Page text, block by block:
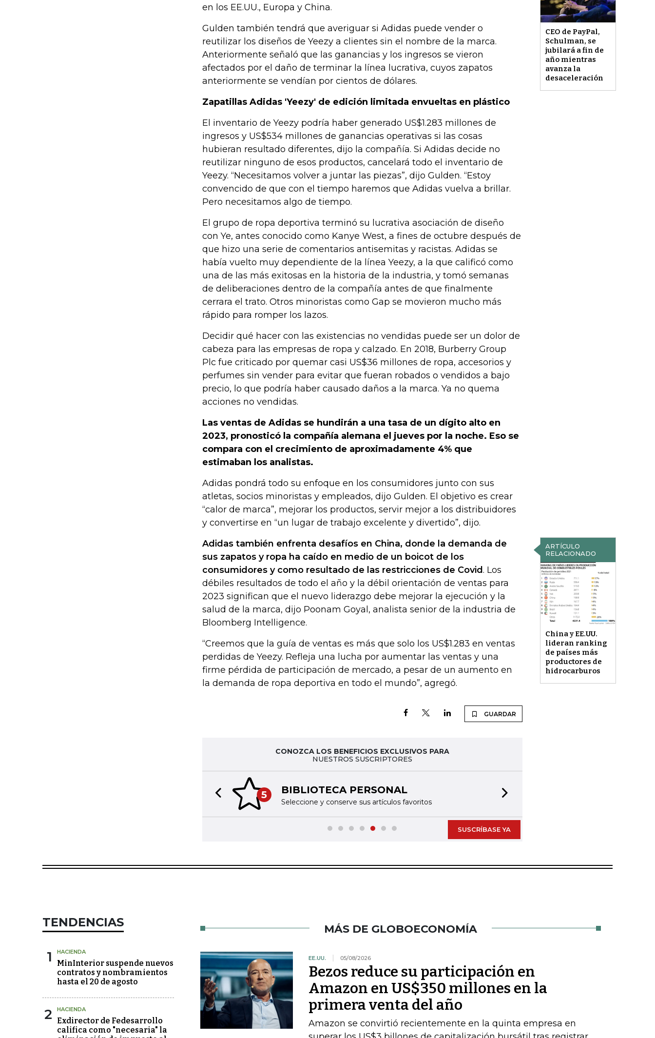
CEO de PayPal,
Schulman, se
jubilará a fin de
año mientras
avanza la
desaceleración
en los EE.UU., Europa y China.
Gulden también tendrá que averiguar si Adidas puede vender o
reutilizar los diseños de Yeezy a clientes sin el nombre de la marca.
Anteriormente señaló que las ganancias y los ingresos se vieron
afectados por el daño de terminar la línea lucrativa, cuyos zapatos
anteriormente se vendían por cientos de dólares.
Zapatillas Adidas 'Yeezy' de edición limitada envueltas en plástico
El inventario de Yeezy podría haber generado US$1.283 millones de
ingresos y US$534 millones de ganancias operativas si las cosas
hubieran resultado diferentes, dijo la compañía. Si Adidas decide no
reutilizar ninguno de esos productos, cancelará todo el inventario de
Yeezy. “Necesitamos volver a juntar las piezas”, dijo Gulden. “Estoy
convencido de que con el tiempo haremos que Adidas vuelva a brillar.
Pero necesitamos algo de tiempo.
El grupo de ropa deportiva terminó su lucrativa asociación de diseño
con Ye, antes conocido como Kanye West, a fines de octubre después de
que hizo una serie de comentarios antisemitas y racistas. Adidas se
había vuelto muy dependiente de la línea Yeezy, a la que calificó como
una de las más exitosas en la historia de la industria, y tomó semanas
de deliberaciones dentro de la compañía antes de que finalmente
cerrara el trato. Otros minoristas como Gap se movieron mucho más
rápido para romper los lazos.
Decidir qué hacer con las existencias no vendidas puede ser un dolor de
cabeza para las empresas de ropa y calzado. En 2018, Burberry Group
Plc fue criticado por quemar casi US$36 millones de ropa, accesorios y
perfumes sin vender para evitar que fueran robados o vendidos a bajo
precio, lo que podría haber causado daños a la marca. Ya no quema
acciones no vendidas.
Las ventas de Adidas se hundirán a una tasa de un dígito alto en
2023, pronosticó la compañía alemana el jueves por la noche. Eso se
compara con el crecimiento de aproximadamente 4% que
estimaban los analistas.
Adidas pondrá todo su enfoque en los consumidores junto con sus
atletas, socios minoristas y empleados, dijo Gulden. El objetivo es crear
“calor de marca”, mejorar los productos, servir mejor a los distribuidores
y convertirse en “un lugar de trabajo excelente y divertido”, dijo.
ARTÍCULO
RELACIONADO
China y EE.UU.
lideran ranking
de países más
productores de
hidrocarburos
Adidas también enfrenta desafíos en China, donde la demanda de
sus zapatos y ropa ha caído en medio de un boicot de los
consumidores y como resultado de las restricciones de Covid. Los
débiles resultados de todo el año y la débil orientación de ventas para
2023 significan que el nuevo liderazgo debe mejorar la ejecución y la
salud de la marca, dijo Poonam Goyal, analista senior de la industria de
Bloomberg Intelligence.
“Creemos que la guía de ventas es más que solo los US$1.283 en ventas
perdidas de Yeezy. Refleja una lucha por aumentar las ventas y una
firme pérdida de participación de mercado, a pesar de un aumento en
la demanda de ropa deportiva en todo el mundo”, agregó.
GUARDAR
CONOZCA LOS BENEFICIOS EXCLUSIVOS PARA
NUESTROS SUSCRIPTORES
5 BIBLIOTECA PERSONAL
Seleccione y conserve sus artículos favoritos
Previous slide
SUSCRÍBASE YA
TENDENCIAS
1 HACIENDA
MinInterior suspende nuevos
contratos y nombramientos
hasta el 20 de agosto
2 HACIENDA
Exdirector de Fedesarrollo
califica como "necesaria" la
MÁS DE GLOBOECONOMÍA
EE.UU. 05/08/2026
Bezos reduce su participación en
Amazon en US$350 millones en la
primera venta del año
Amazon se convirtió recientemente en la quinta empresa en